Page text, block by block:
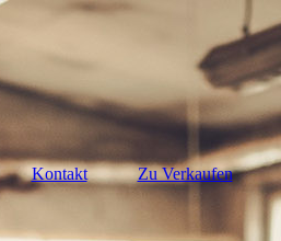
Kontakt Zu Verkaufen